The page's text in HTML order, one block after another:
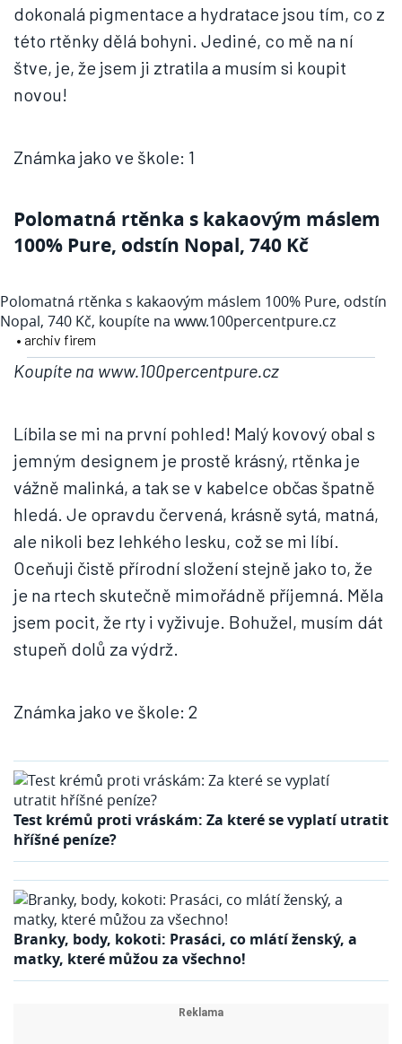
dokonalá pigmentace a hydratace jsou tím, co z
této rtěnky dělá bohyni. Jediné, co mě na ní
štve, je, že jsem ji ztratila a musím si koupit
novou!
Známka jako ve škole: 1
Polomatná rtěnka s kakaovým máslem
100% Pure, odstín Nopal, 740 Kč
Polomatná rtěnka s kakaovým máslem 100% Pure, odstín
Nopal, 740 Kč, koupíte na www.100percentpure.cz
• archiv firem
Koupíte na www.100percentpure.cz
Líbila se mi na první pohled! Malý kovový obal s
jemným designem je prostě krásný, rtěnka je
vážně malinká, a tak se v kabelce občas špatně
hledá. Je opravdu červená, krásně sytá, matná,
ale nikoli bez lehkého lesku, což se mi líbí.
Oceňuji čistě přírodní složení stejně jako to, že
je na rtech skutečně mimořádně příjemná. Měla
jsem pocit, že rty i vyživuje. Bohužel, musím dát
stupeň dolů za výdrž.
Známka jako ve škole: 2
Test krémů proti vráskám: Za které se vyplatí utratit
hříšné peníze?
Branky, body, kokoti: Prasáci, co mlátí ženský, a
matky, které můžou za všechno!